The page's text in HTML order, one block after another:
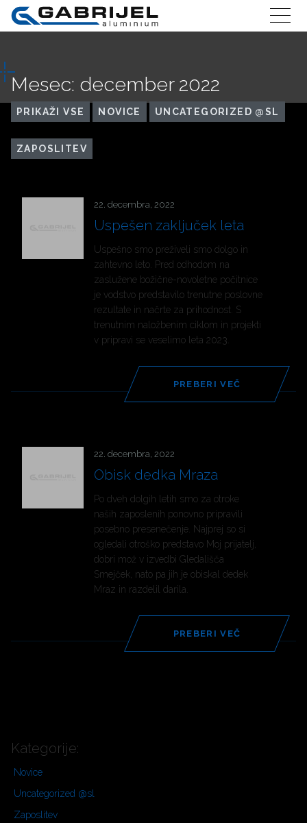
Mesec: december 2022
PRIKAŽI VSE NOVICE UNCATEGORIZED @SL
ZAPOSLITEV
22. decembra, 2022
Uspešen zaključek leta
Uspešno smo preživeli smo dolgo in
zahtevno leto. Pred odhodom na
zaslužene božične-novoletne počitnice
je vodstvo predstavilo trenutne poslovne
rezultate in načrte za prihodnost. S
trenutnim naložbenim ciklom in projekti
v pripravi se veselimo leta 2023.
PREBERI VEČ
22. decembra, 2022
Obisk dedka Mraza
Po dveh dolgih letih smo za otroke
naših zaposlenih ponovno pripravili
posebno presenečenje. Najprej so si
ogledali otroško predstavo Moj prijatelj,
dobri mož v izvedbi Gledališča
Smejček, nato pa jih je obiskal dedek
Mraz in razdelil darila.
PREBERI VEČ
Kategorije:
Novice
Uncategorized @sl
Zaposlitev